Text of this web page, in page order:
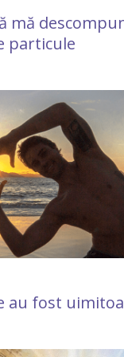
mă
particule
au fost